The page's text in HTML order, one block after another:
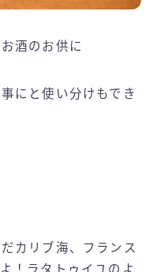
酒のお供に
にと使い分けもでき
カリブ海、フランス